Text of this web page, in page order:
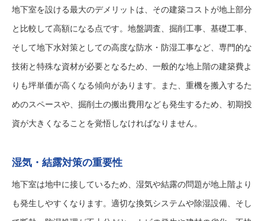
地下室を設ける最大のデメリットは、その建築コストが地上部分
と比較して高額になる点です。地盤調査、掘削工事、基礎工事、
そして地下水対策としての高度な防水・防湿工事など、専門的な
技術と特殊な資材が必要となるため、一般的な地上階の建築費よ
りも坪単価が高くなる傾向があります。また、重機を搬入するた
めのスペースや、掘削土の搬出費用なども発生するため、初期投
資が大きくなることを覚悟しなければなりません。
湿気・結露対策の重要性
地下室は地中に接しているため、湿気や結露の問題が地上階より
も発生しやすくなります。適切な換気システムや除湿設備、そし